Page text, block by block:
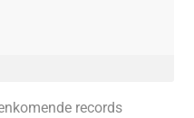
records